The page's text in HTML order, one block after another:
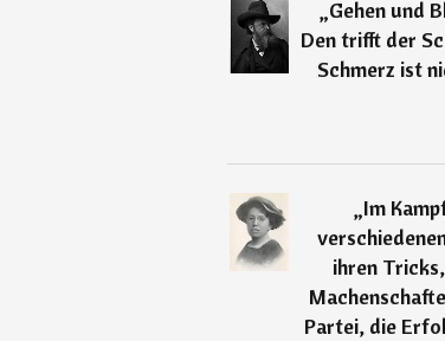
„Gehen und
Den trifft der
Schmerz ist
„Im
ihren
Partei, die